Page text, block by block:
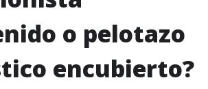
o pelotazo
encubierto?